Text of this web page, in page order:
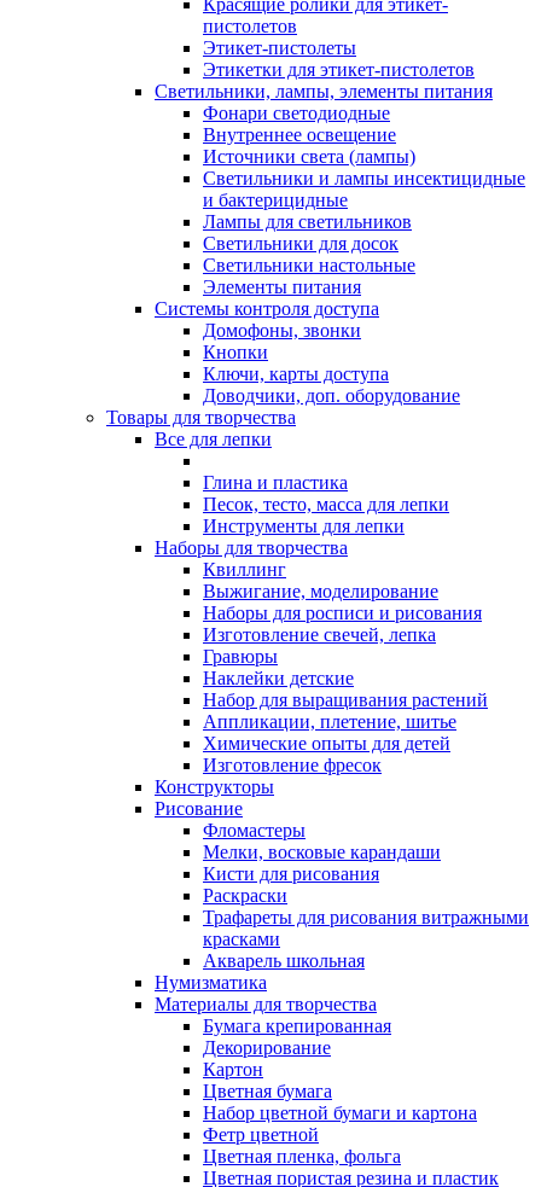
Красящие ролики для этикет-
пистолетов
Этикет-пистолеты
Этикетки для этикет-пистолетов
Светильники, лампы, элементы питания
Фонари светодиодные
Внутреннее освещение
Источники света (лампы)
Светильники и лампы инсектицидные
и бактерицидные
Лампы для светильников
Светильники для досок
Светильники настольные
Элементы питания
Системы контроля доступа
Домофоны, звонки
Кнопки
Ключи, карты доступа
Доводчики, доп. оборудование
Товары для творчества
Все для лепки
Глина и пластика
Песок, тесто, масса для лепки
Инструменты для лепки
Наборы для творчества
Квиллинг
Выжигание, моделирование
Наборы для росписи и рисования
Изготовление свечей, лепка
Гравюры
Наклейки детские
Набор для выращивания растений
Аппликации, плетение, шитье
Химические опыты для детей
Изготовление фресок
Конструкторы
Рисование
Фломастеры
Мелки, восковые карандаши
Кисти для рисования
Раскраски
Трафареты для рисования витражными
красками
Акварель школьная
Нумизматика
Материалы для творчества
Бумага крепированная
Декорирование
Картон
Цветная бумага
Набор цветной бумаги и картона
Фетр цветной
Цветная пленка, фольга
Цветная пористая резина и пластик